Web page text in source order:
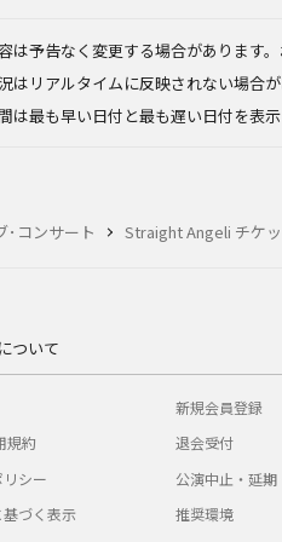
･コンサート Straight Angeli チケ
は予告なく変更する場合があります
はリアルタイムに反映されない場合が
は最も早い日付と最も遅い日付を表
ついて
規約
シー
づく表示
新規会員登録
退会受付
公演中止・延期
推奨環境